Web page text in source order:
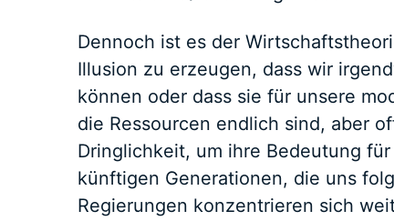
Dennoch ist es der
Illusion zu erzeugen, dass wir
können oder dass sie für unsere
die Ressourcen endlich sind, aber
Dringlichkeit, um ihre Bedeutung
künftigen Generationen, die uns
Regierungen konzentrieren sich